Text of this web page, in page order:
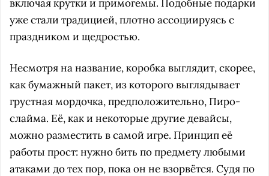
включая крутки и примогемы. Подобные подарки
уже стали традицией, плотно ассоциируясь с
праздником и щедростью.
Несмотря на название, коробка выглядит, скорее,
как бумажный пакет, из которого выглядывает
грустная мордочка, предположительно, Пиро-
слайма. Её, как и некоторые другие девайсы,
можно разместить в самой игре. Принцип её
работы прост: нужно бить по предмету любыми
атаками до тех пор, пока он не взорвётся. Судя по